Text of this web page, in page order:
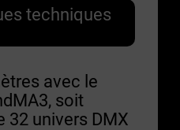
techniques
avec le
soit
32 univers DMX